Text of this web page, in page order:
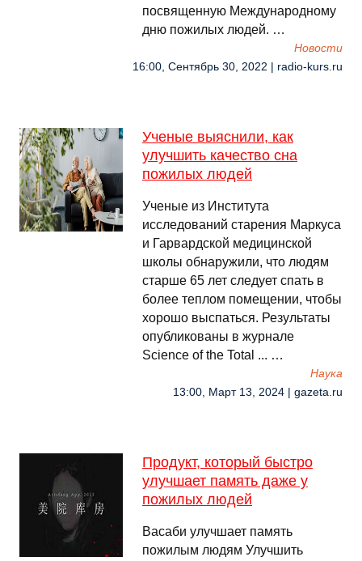
посвященную Международному
дню пожилых людей. …
Новости
16:00, Сентябрь 30, 2022 | radio-kurs.ru
Ученые выяснили, как
улучшить качество сна
пожилых людей
Ученые из Института
исследований старения Маркуса
и Гарвардской медицинской
школы обнаружили, что людям
старше 65 лет следует спать в
более теплом помещении, чтобы
хорошо выспаться. Результаты
опубликованы в журнале
Science of the Total ... …
Наука
13:00, Март 13, 2024 | gazeta.ru
Продукт, который быстро
улучшает память даже у
пожилых людей
Васаби улучшает память
пожилым людям Улучшить